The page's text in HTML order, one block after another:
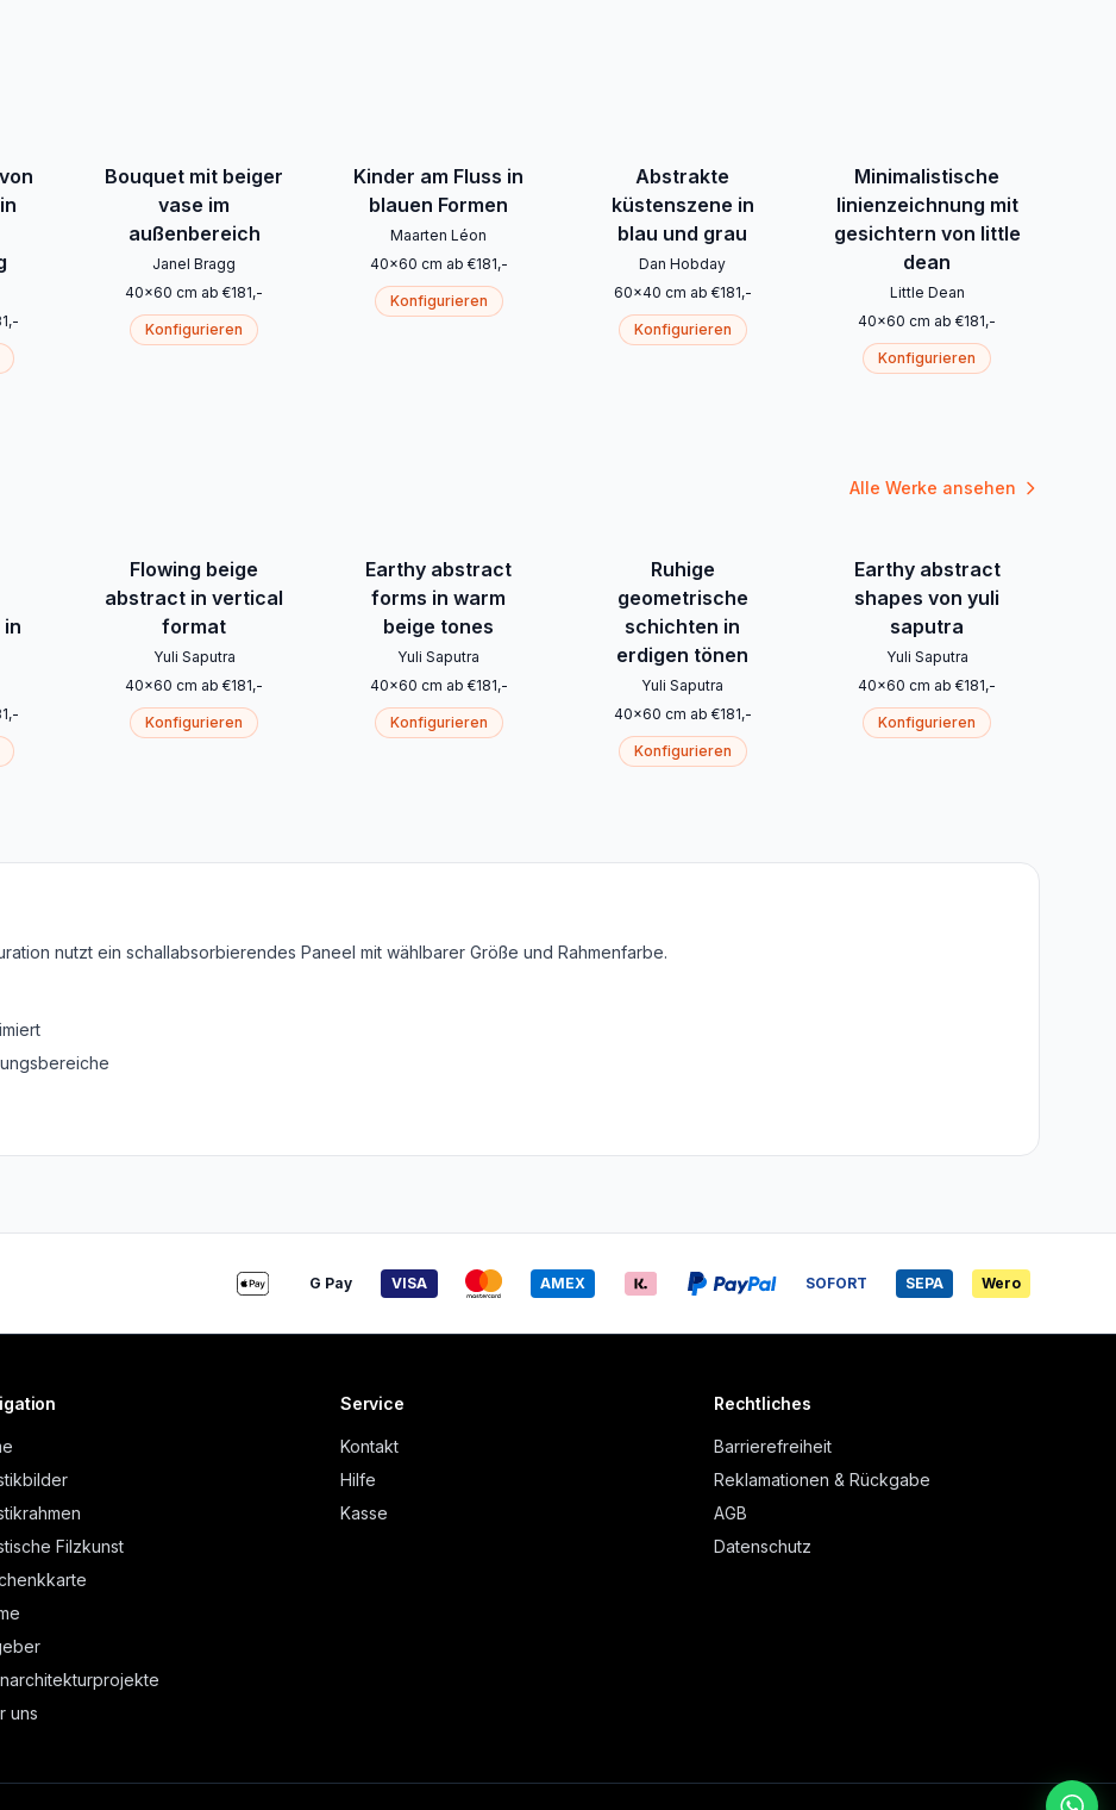
,-
Bouquet mit beiger
vase im
außenbereich
Janel Bragg
40x60 cm ab €181,-
Konfigurieren
Kinder am Fluss in
blauen Formen
Maarten Léon
40x60 cm ab €181,-
Konfigurieren
Abstrakte
küstenszene in
blau und grau
Dan Hobday
60x40 cm ab €181,-
Konfigurieren
Minimalistische
linienzeichnung mit
gesichtern von little
dean
Little Dean
40x60 cm ab €181,-
Konfigurieren
Alle Werke ansehen
,-
Flowing beige
abstract in vertical
format
Yuli Saputra
40x60 cm ab €181,-
Konfigurieren
Earthy abstract
forms in warm
beige tones
Yuli Saputra
40x60 cm ab €181,-
Konfigurieren
Ruhige
geometrische
schichten in
erdigen tönen
Yuli Saputra
40x60 cm ab €181,-
Konfigurieren
Earthy abstract
shapes von yuli
saputra
Yuli Saputra
40x60 cm ab €181,-
Konfigurieren
nutzt ein schallabsorbierendes Paneel mit wählbarer Größe und Rahmenfarbe.
G Pay VISA AMEX SOFORT SEPA Wero
Filzkunst
uns
Service
Kontakt
Hilfe
Kasse
Rechtliches
Barrierefreiheit
Reklamationen & Rückgabe
AGB
Datenschutz